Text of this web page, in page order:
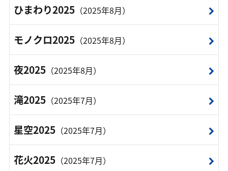
ひまわり2025（2025年8月）
モノクロ2025（2025年8月）
夜2025（2025年8月）
滝2025（2025年7月）
星空2025（2025年7月）
花火2025（2025年7月）